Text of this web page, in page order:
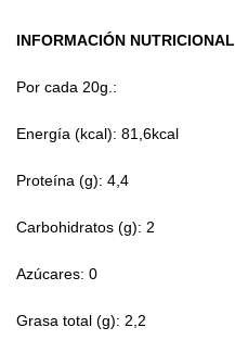
INFORMACIÓN NUTRICIONAL
Por cada 20g.:
Energía (kcal): 81,6kcal
Proteína (g): 4,4
Carbohidratos (g): 2
Azúcares: 0
Grasa total (g): 2,2